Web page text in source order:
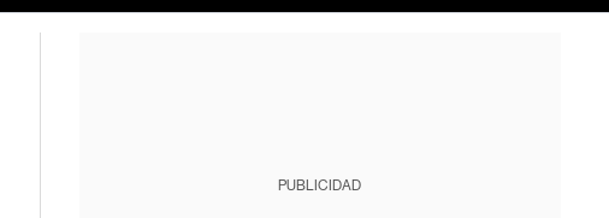
PUBLICIDAD